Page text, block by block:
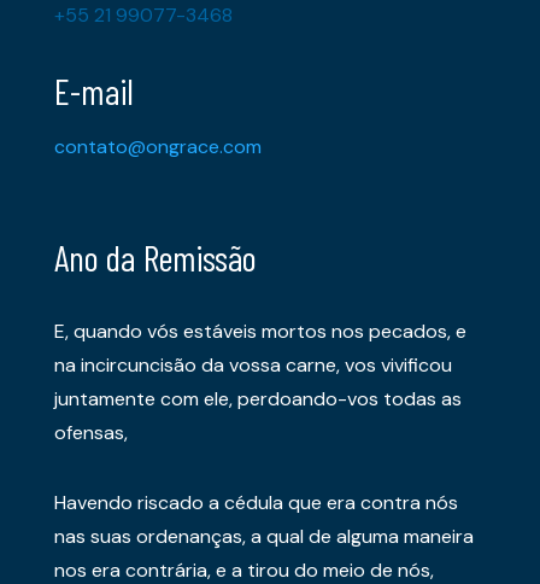
+55 21 99077-3468
E-mail
contato@ongrace.com
Ano da Remissão
E, quando vós estáveis mortos nos pecados, e
na incircuncisão da vossa carne, vos vivificou
juntamente com ele, perdoando-vos todas as
ofensas,
Havendo riscado a cédula que era contra nós
nas suas ordenanças, a qual de alguma maneira
nos era contrária, e a tirou do meio de nós,